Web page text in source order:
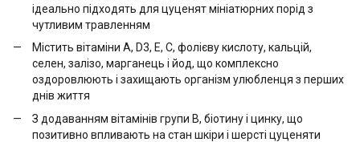
ідеально підходять для цуценят мініатюрних порід з
чутливим травленням
Містить вітаміни А, D3, Е, С, фолієву кислоту, кальцій,
селен, залізо, марганець і йод, що комплексно
оздоровлюють і захищають організм улюбленця з перших
днів життя
З додаванням вітамінів групи В, біотину і цинку, що
позитивно впливають на стан шкіри і шерсті цуценяти